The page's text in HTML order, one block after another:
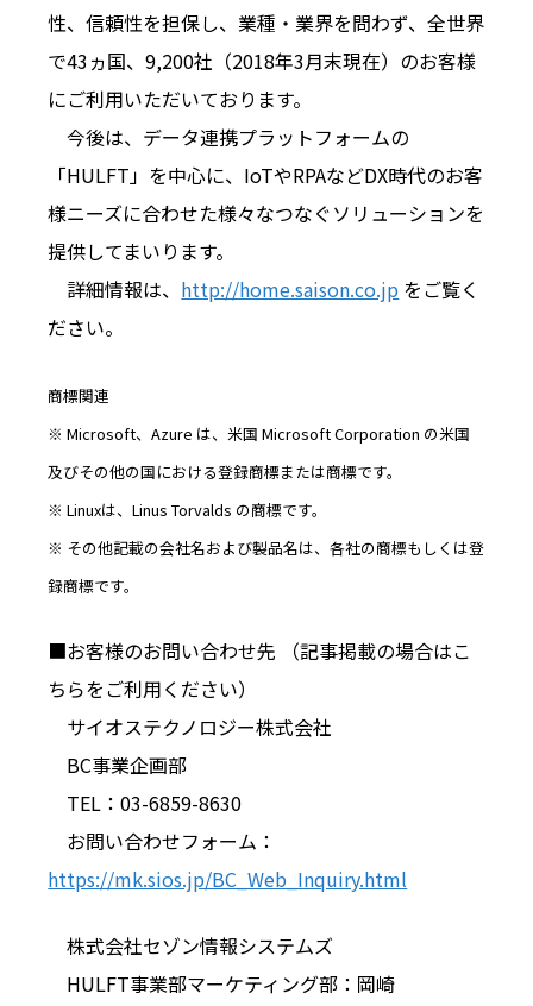
性、信頼性を担保し、業種・業界を問わず、全世界
で43ヵ国、9,200社（2018年3月末現在）のお客様
にご利用いただいております。
今後は、データ連携プラットフォームの
「HULFT」を中心に、IoTやRPAなどDX時代のお客
様ニーズに合わせた様々なつなぐソリューションを
提供してまいります。
詳細情報は、 http://home.saison.co.jp をご覧く
ださい。
商標関連
※ Microsoft、Azure は、米国 Microsoft Corporation の米国
及びその他の国における登録商標または商標です。
※ Linuxは、Linus Torvalds の商標です。
※ その他記載の会社名および製品名は、各社の商標もしくは登
録商標です。
■お客様のお問い合わせ先 （記事掲載の場合はこ
ちらをご利用ください）
サイオステクノロジー株式会社
BC事業企画部
TEL：03-6859-8630
お問い合わせフォーム：
https://mk.sios.jp/BC_Web_Inquiry.html
株式会社セゾン情報システムズ
HULFT事業部マーケティング部：岡崎